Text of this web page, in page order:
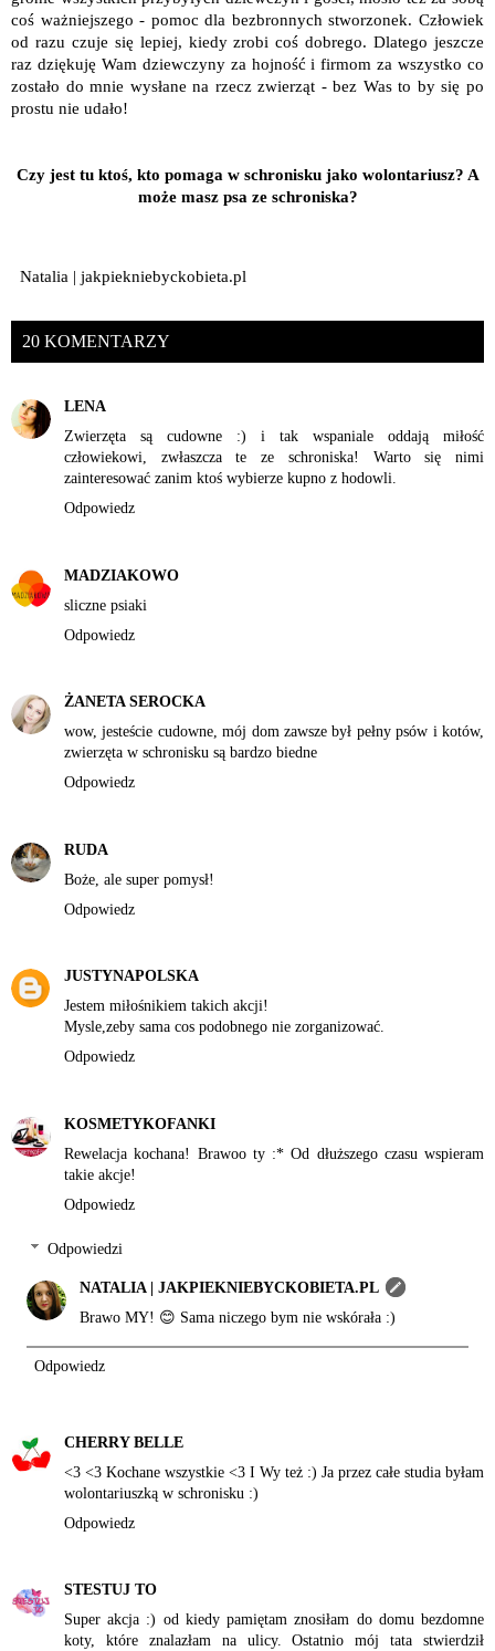
coś ważniejszego - pomoc dla bezbronnych stworzonek. Człowiek
od razu czuje się lepiej, kiedy zrobi coś dobrego. Dlatego jeszcze
raz dziękuję Wam dziewczyny za hojność i firmom za wszystko co
zostało do mnie wysłane na rzecz zwierząt - bez Was to by się po
prostu nie udało!
Czy jest tu ktoś, kto pomaga w schronisku jako wolontariusz? A
może masz psa ze schroniska?
Natalia | jakpiekniebyckobieta.pl
20 KOMENTARZY
LENA
Zwierzęta są cudowne :) i tak wspaniale oddają miłość
człowiekowi, zwłaszcza te ze schroniska! Warto się nimi
zainteresować zanim ktoś wybierze kupno z hodowli.
Odpowiedz
MADZIAKOWO
sliczne psiaki
Odpowiedz
ŻANETA SEROCKA
wow, jesteście cudowne, mój dom zawsze był pełny psów i kotów,
zwierzęta w schronisku są bardzo biedne
Odpowiedz
RUDA
Boże, ale super pomysł!
Odpowiedz
JUSTYNAPOLSKA
Jestem miłośnikiem takich akcji!
Mysle,zeby sama cos podobnego nie zorganizować.
Odpowiedz
KOSMETYKOFANKI
Rewelacja kochana! Brawoo ty :* Od dłuższego czasu wspieram
takie akcje!
Odpowiedz
Odpowiedzi
NATALIA | JAKPIEKNIEBYCKOBIETA.PL
Brawo MY! 😊 Sama niczego bym nie wskórała :)
Odpowiedz
CHERRY BELLE
<3 <3 Kochane wszystkie <3 I Wy też :) Ja przez całe studia byłam
wolontariuszką w schronisku :)
Odpowiedz
STESTUJ TO
Super akcja :) od kiedy pamiętam znosiłam do domu bezdomne
koty, które znalazłam na ulicy. Ostatnio mój tata stwierdził